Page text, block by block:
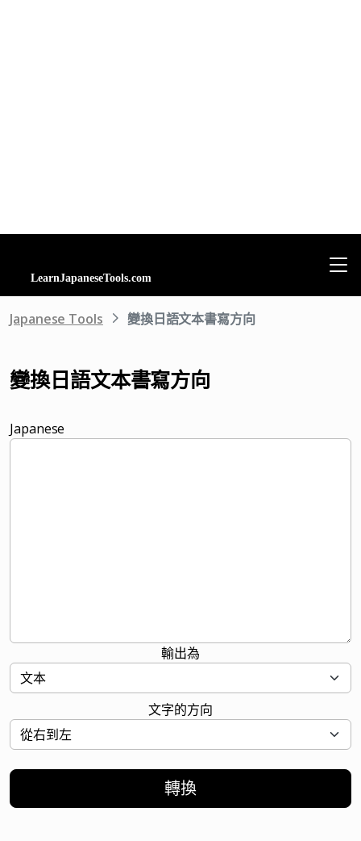
Japanese Tools 變換日語文本書寫方向
變換日語文本書寫方向
Japanese
輸出為
文字的方向
轉換